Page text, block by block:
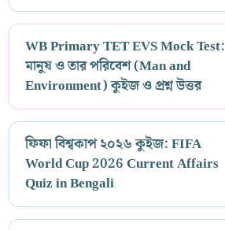
WB Primary TET EVS Mock Test:
মানুষ ও তার পরিবেশ (Man and
Environment) কুইজ ও প্রশ্ন উত্তর
ফিফা বিশ্বকাপ ২০২৬ কুইজ: FIFA
World Cup 2026 Current Affairs
Quiz in Bengali